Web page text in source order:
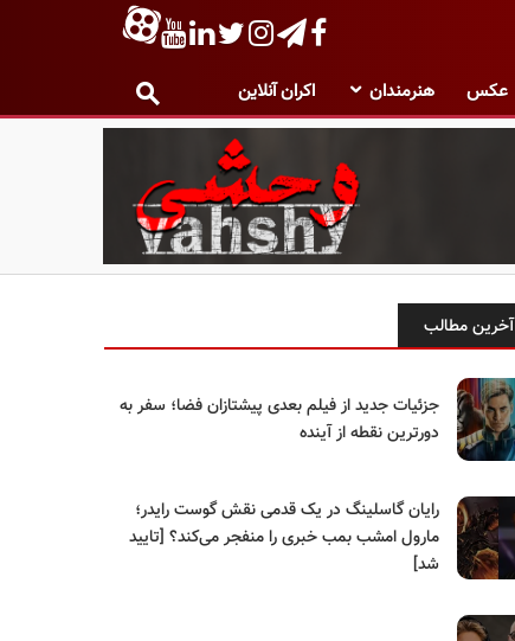
عکس هنرمندان اکران آنلاین
آخرین مطالب
جزئیات جدید از فیلم بعدی پیشتازان فضا؛ سفر به
دورترین نقطه از آینده
رایان گاسلینگ در یک قدمی نقش گوست رایدر؛
مارول امشب بمب خبری را منفجر می‌کند؟ [تایید
شد]